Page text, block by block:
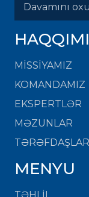
Davamını oxu
MISSIYAMIZ
KOMANDAMIZ
EKSPERTLƏR
MƏZUNLAR
TƏRƏFDAŞLAR
MENYU